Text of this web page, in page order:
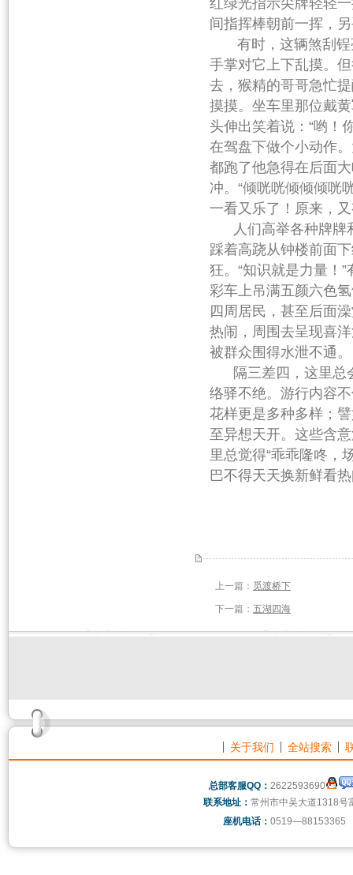
红绿光指示尖牌轻轻
间指挥棒朝前一挥，
有时，这辆煞刮锃
手掌对它上下乱摸。
去，猴精的哥哥急忙
摸摸。坐车里那位戴
头伸出笑着说：“哟！
在驾盘下做个小动作
都跑了他急得在后面
冲。“倾咣咣倾倾倾咣
一看又乐了！原来，
人们高举各种牌牌
踩着高跷从钟楼前面
狂。“知识就是力量！
彩车上吊满五颜六色
四周居民，甚至后面
热闹，周围去呈现喜
被群众围得水泄不通。
隔三差四，这里总
络驿不绝。游行内容
花样更是多种多样；
至异想天开。这些含
里总觉得“乖乖隆咚，
巴不得天天换新鲜看
上一篇： 觅渡桥下
下一篇： 五湖四海
关于我们 全站搜索
总部客服QQ： 2622593690
联系地址： 常州市中吴大道1318号
座机电话： 0519—88153365